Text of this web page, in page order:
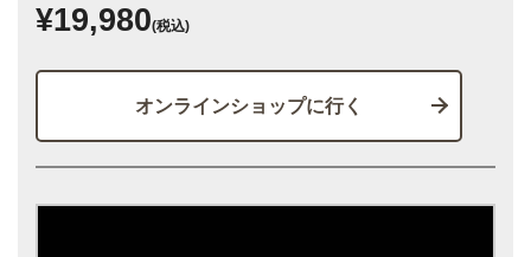
¥19,980(税込)
オンラインショップに行く